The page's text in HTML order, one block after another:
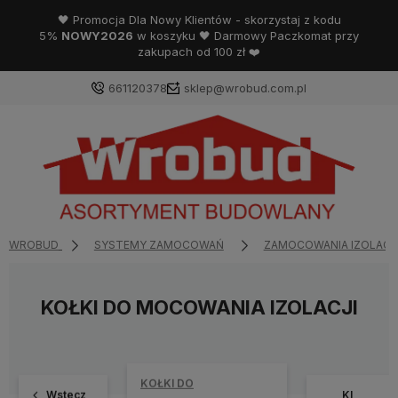
🖤 Promocja Dla Nowy Klientów - skorzystaj z kodu
5% NOWY2026 w koszyku 🖤 Darmowy Paczkomat przy
zakupach od 100 zł ❤️
661120378 sklep@wrobud.com.pl
WROBUD SYSTEMY ZAMOCOWAŃ ZAMOCOWANIA
KOŁKI DO MOCOWANIA IZOLACJI
Wstecz
KOŁKI DO
KI